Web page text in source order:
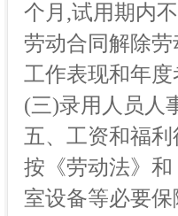
个月,试用期内
劳动合同解除
工作表现和年
(三)录用人员人
五、工资和福利
按《劳动法》
室设备等必要保